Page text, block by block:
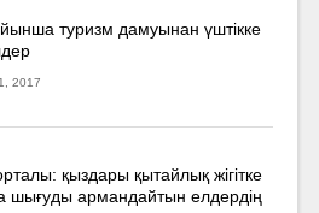
туризм дамуынан үштікке
2017
қыздары қытайлық жігітке
шығуды армандайтын елдердің